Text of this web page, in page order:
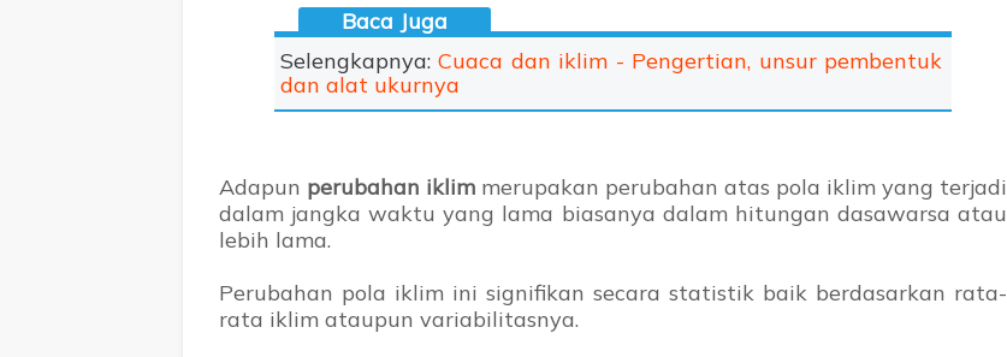
Selengkapnya:Cuaca dan iklim - Pengertian, unsur pembentuk
dan alat ukurnya
Adapun perubahan iklim merupakan perubahan atas pola iklim yang terjadi
dalam jangka waktu yang lama biasanya dalam hitungan dasawarsa atau
lebih lama.
Perubahan pola iklim ini signifikan secara statistik baik berdasarkan rata-
rata iklim ataupun variabilitasnya.